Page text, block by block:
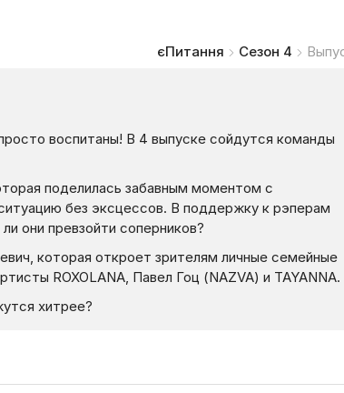
єПитання Сезон 4
воспитаны! В 4 выпуске сойдутся команды
поделилась забавным моментом с
без эксцессов. В поддержку к рэперам
они превзойти соперников?
которая откроет зрителям личные семейные
ROXOLANA, Павел Гоц (NAZVA) и TAYANNA.
хитрее?